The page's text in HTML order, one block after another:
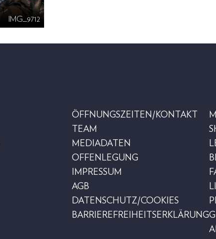
IMG_9712
ÖFFNUNGSZEITEN/KONTAKT
TEAM
MEDIADATEN
OFFENLEGUNG
IMPRESSUM
AGB
DATENSCHUTZ/COOKIES
BARRIEREFREIHEITSERKLÄRUNG